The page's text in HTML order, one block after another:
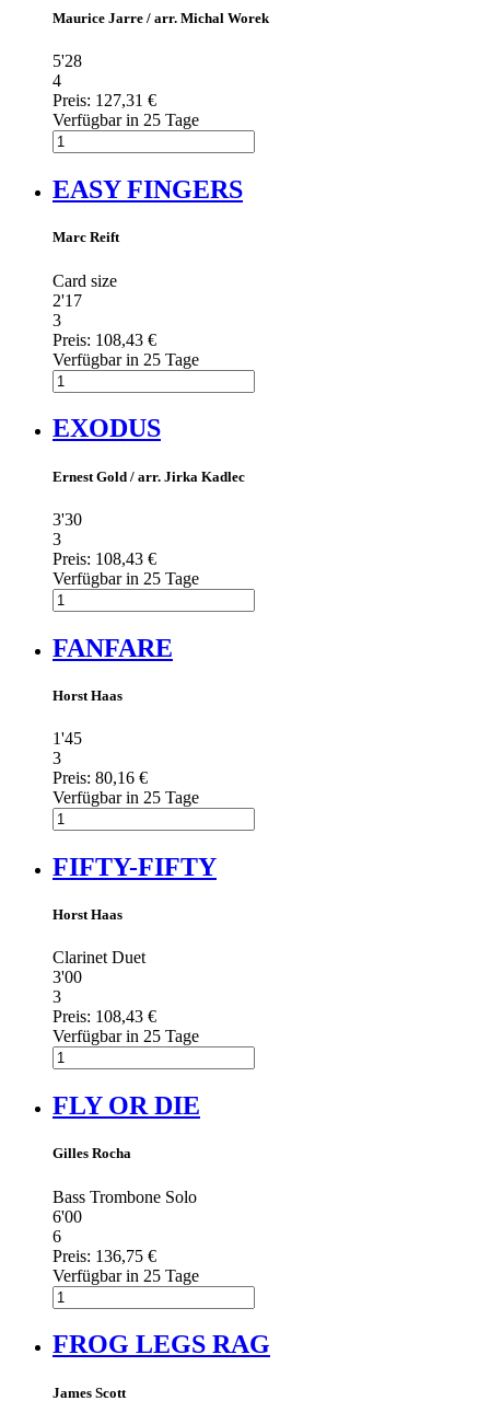
Maurice Jarre / arr. Michal Worek
5'28
4
Preis: 127,31 €
Verfügbar in 25 Tage
EASY FINGERS
Marc Reift
Card size
2'17
3
Preis: 108,43 €
Verfügbar in 25 Tage
EXODUS
Ernest Gold / arr. Jirka Kadlec
3'30
3
Preis: 108,43 €
Verfügbar in 25 Tage
FANFARE
Horst Haas
1'45
3
Preis: 80,16 €
Verfügbar in 25 Tage
FIFTY-FIFTY
Horst Haas
Clarinet Duet
3'00
3
Preis: 108,43 €
Verfügbar in 25 Tage
FLY OR DIE
Gilles Rocha
Bass Trombone Solo
6'00
6
Preis: 136,75 €
Verfügbar in 25 Tage
FROG LEGS RAG
James Scott